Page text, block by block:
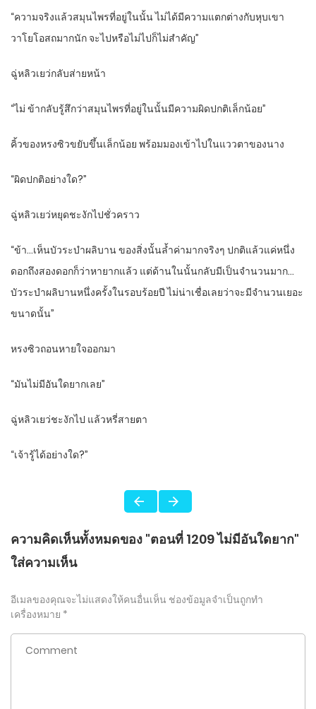
“ความจริงแล้วสมุนไพรที่อยู่ในนั้น ไม่ได้มีความแตกต่างกับหุบเขา
วาโยโอสถมากนัก จะไปหรือไม่ไปก็ไม่สำคัญ”
ฉู่หลิวเยว่กลับส่ายหน้า
“ไม่ ข้ากลับรู้สึกว่าสมุนไพรที่อยู่ในนั้นมีความผิดปกติเล็กน้อย”
คิ้วของหรงซิวขยับขึ้นเล็กน้อย พร้อมมองเข้าไปในแววตาของนาง
“ผิดปกติอย่างใด?”
ฉู่หลิวเยว่หยุดชะงักไปชั่วคราว
“ข้า…เห็นบัวระบำผลิบาน ของสิ่งนั้นล้ำค่ามากจริงๆ ปกติแล้วแค่หนึ่ง
ดอกถึงสองดอกก็ว่าหายากแล้ว แต่ด้านในนั้นกลับมีเป็นจำนวนมาก…
บัวระบำผลิบานหนึ่งครั้งในรอบร้อยปี ไม่น่าเชื่อเลยว่าจะมีจำนวนเยอะ
ขนาดนั้น”
หรงซิวถอนหายใจออกมา
“มันไม่มีอันใดยากเลย”
ฉู่หลิวเยว่ชะงักไป แล้วหรี่สายตา
“เจ้ารู้ได้อย่างใด?”
ความคิดเห็นทั้งหมดของ "ตอนที่ 1209 ไม่มีอันใดยาก"
ใส่ความเห็น
อีเมลของคุณจะไม่แสดงให้คนอื่นเห็น ช่องข้อมูลจำเป็นถูกทำ
เครื่องหมาย *